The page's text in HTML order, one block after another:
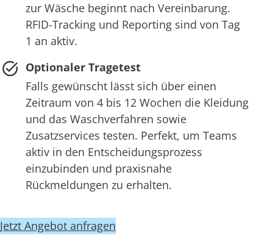
zur Wäsche beginnt nach Vereinbarung.
RFID-Tracking und Reporting sind von Tag
1 an aktiv.
Optionaler Tragetest
Falls gewünscht lässt sich über einen
Zeitraum von 4 bis 12 Wochen die Kleidung
und das Waschverfahren sowie
Zusatzservices testen. Perfekt, um Teams
aktiv in den Entscheidungsprozess
einzubinden und praxisnahe
Rückmeldungen zu erhalten.
Jetzt Angebot anfragen